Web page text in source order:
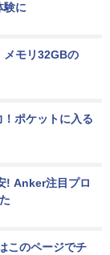
験に
メモリ32GBの
ポケットに入る
! Anker注目プロ
このページでチ